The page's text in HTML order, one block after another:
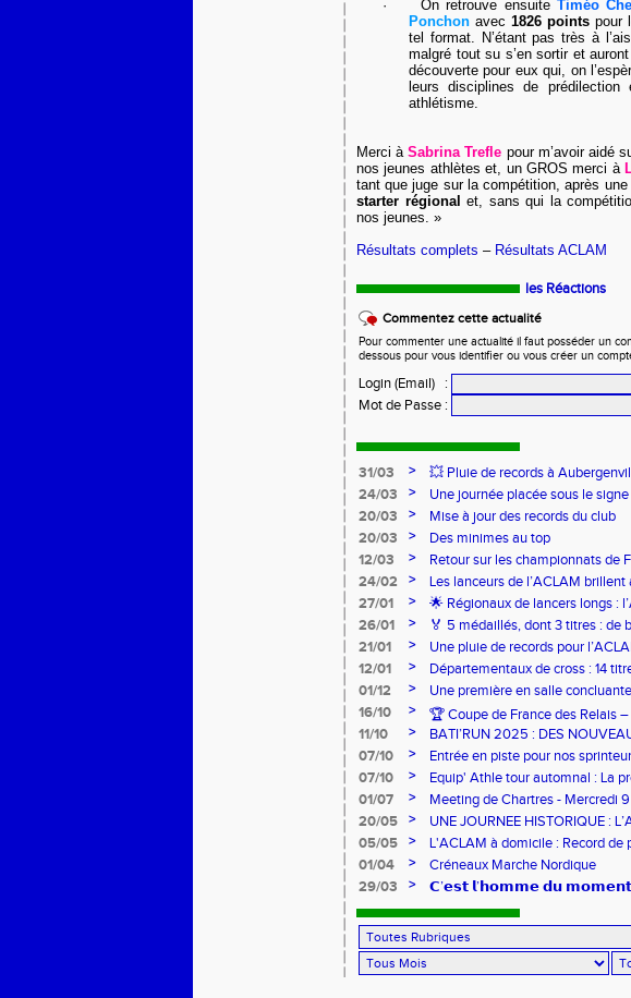
·
On retrouve ensuite Timéo
Ponchon avec 1826 points pour
tel format. N’étant pas très à
malgré tout su s’en sortir et
découverte pour eux qui, on
leurs disciplines de
athlétisme.
Merci àSabrina Trefle pour m’avoir aidé
nos jeunes athlètes et, un GROS merci à
tant que juge sur la compétition, après
starter régional et, sans qui la
nos jeunes. »
Résultats complets – Résultats ACLAM
les Réactions
Commentez cette actualité
Pour commenter une actualité il faut posséder un
dessous pour vous identifier ou vous créer un
Login (Email)
:
Mot de Passe :
31/03 >
💥 Pluie de records à
24/03
>
Une journée placée sous le
20/03
>
Mise à jour des records du club
20/03
>
Des minimes au top
12/03
>
Retour sur les championnats de
24/02
>
Les lanceurs de l’ACLAM
Lancers Longs à Nice
27/01 >
🌟 Régionaux de lancers longs :
sur-Loire
26/01 >
🏅 5 médaillés, dont 3 titres : de
pour l’Aclam !
21/01 >
Une pluie de records pour
12/01
>
Départementaux de cross : 14
01/12
>
Une première en salle
16/10
>
🏆 Coupe de France des Relais
11/10
>
BATI’RUN 2025 : DES
07/10
>
Entrée en piste pour nos
FRANCE !
07/10 >
Equip' Athle tour automnal : La
jeunes !
01/07 >
Meeting de Chartres - Mercredi
20/05
>
UNE JOURNEE HISTORIQUE :
05/05
> L'ACLAM à domicile : Record de
01/04 >
Créneaux Marche Nordique
29/03
> 𝗖’𝗲𝘀𝘁 𝗹’𝗵𝗼𝗺𝗺𝗲 𝗱𝘂